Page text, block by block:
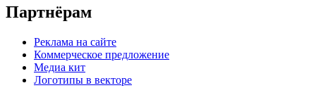
Партнёрам
Реклама на сайте
Коммерческое предложение
Медиа кит
Логотипы в векторе